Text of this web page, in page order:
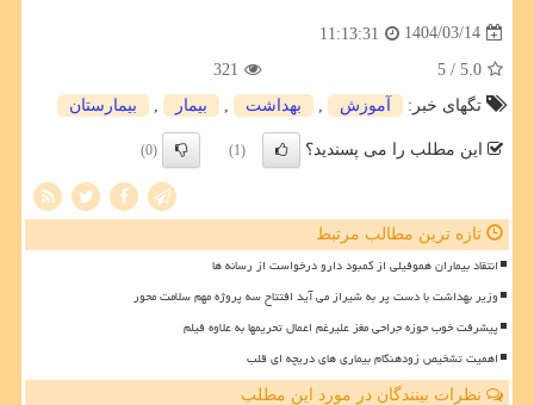
1404/03/14
11:13:31
5.0
/ 5
321
تگهای خبر:
آموزش بهداشت بیمار بیمارستان
این مطلب را می پسندید؟ (1)
(0)
تازه ترین مطالب مرتبط
انتقاد بیماران هموفیلی از کمبود دارو درخواست از رسانه ها
وزیر بهداشت با دست پر به شیراز می آید افتتاح سه پروژه مهم سلامت محور
پیشرفت خوب حوزه جراحی مغز علیرغم اعمال تحریمها به علاوه فیلم
اهمیت تشخیص زودهنگام بیماری های دریچه ای قلب
نظرات بینندگان در مورد این مطلب